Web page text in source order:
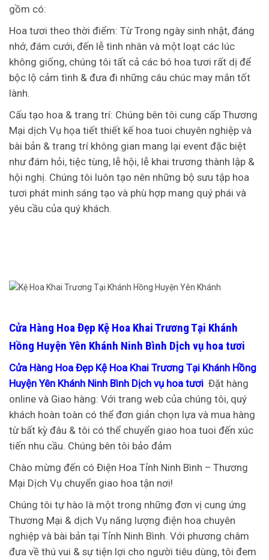
gồm có:
Hoa tươi theo thời điểm: Từ Trong ngày sinh nhật, đáng
nhớ, đám cưới, đến lễ tình nhân và một loạt các lúc
không giống, chúng tôi tất cả các bó hoa tươi rất dị để
bộc lộ cảm tình & đưa đi những câu chúc may mắn tốt
lành.
Cấu tạo hoa & trang trí: Chúng bên tôi cung cấp Thương
Mại dịch Vụ họa tiết thiết kế hoa tuoi chuyên nghiệp và
bài bản & trang trí không gian mang lại event đặc biệt
như đám hỏi, tiệc tùng, lễ hội, lễ khai trương thành lập &
hội nghị. Chúng tôi luôn tạo nên những bộ sưu tập hoa
tươi phát minh sáng tạo và phù hợp mang quý phái và
yêu cầu của quý khách.
Cửa Hàng Hoa Đẹp Kệ Hoa Khai Trương Tại Khánh
Hồng Huyện Yên Khánh Ninh Bình Dịch vụ hoa tươi
Cửa Hàng Hoa Đẹp Kệ Hoa Khai Trương Tại Khánh Hồng
Huyện Yên Khánh Ninh Bình Dịch vụ hoa tươi Đặt hàng
online và Giao hàng: Với trang web của chúng tôi, quý
khách hoàn toàn có thể đơn giản chọn lựa và mua hàng
từ bất kỳ đâu & tôi có thể chuyển giao hoa tuoi đến xúc
tiến nhu cầu. Chúng bên tôi bảo đảm
Chào mừng đến có Điện Hoa Tỉnh Ninh Bình – Thương
Mại Dịch Vụ chuyển giao hoa tận nơi!
Chúng tôi tự hào là một trong những đơn vị cung ứng
Thương Mại & dịch Vụ năng lượng điện hoa chuyên
nghiệp và bài bản tại Tỉnh Ninh Bình. Với phương châm
đưa về thú vui & sự tiện lợi cho người tiêu dùng, tôi đem